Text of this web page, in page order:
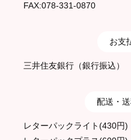
FAX:078-331-0870
お支
三井住友銀行（銀行振込）
配送・
レターパックライト(430円)